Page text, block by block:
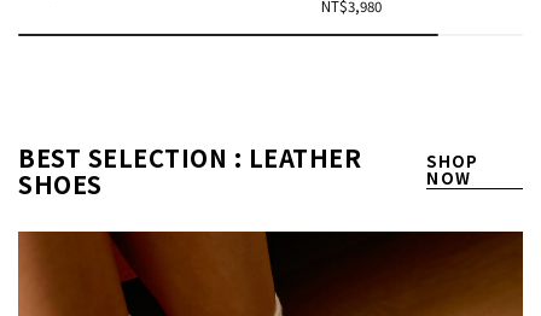
NT$3,980
BEST SELECTION : LEATHER
SHOES
SHOP
NOW